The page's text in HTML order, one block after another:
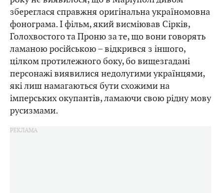
збереглася справжня оригінальна україномовна
фонограма. І фільм, який висміював Сірків,
Голохвостого та Проню за те, що вони говорять
ламаною російською – відкрився з іншого,
цілком протилежного боку, бо вищезгадані
персонажі виявилися недолугими українцями,
які лиш намагаються бути схожими на
імперських окупантів, ламаючи свою рідну мову
русизмами.